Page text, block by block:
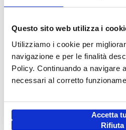
Questo sito web utilizza i
Utilizziamo i cookie per
navigazione e per le finalità
Policy. Continuando a navigare
necessari al corretto
Accetta
Rifiuta